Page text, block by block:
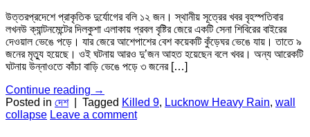
উত্তরপ্রদেশে প্রাকৃতিক দুর্যোগের বলি ১২ জন। স্থানীয় সূত্রের খবর বৃহস্পতিবার
লখনউ ক্যান্টনমেন্টের দিলকুশা এলাকায় প্রবল বৃষ্টির জেরে একটি সেনা শিবিরের বাইরের
দেওয়াল ভেঙে পড়ে। যার জেরে আশেপাশের বেশ কয়েকটি কুঁড়েঘর ভেঙে যায়। তাতে ৯
জনের মৃত্যু হয়েছে। ওই ঘটনায় আরও দু’জন আহত হয়েছেন বলে খবর। অন্য আরেকটি
ঘটনায় উন্নাওতে কাঁচা বাড়ি ভেঙে পড়ে ৩ জনের […]
Continue reading →
Posted in দেশ Tagged Killed 9, Lucknow Heavy Rain, wall
collapse Leave a comment